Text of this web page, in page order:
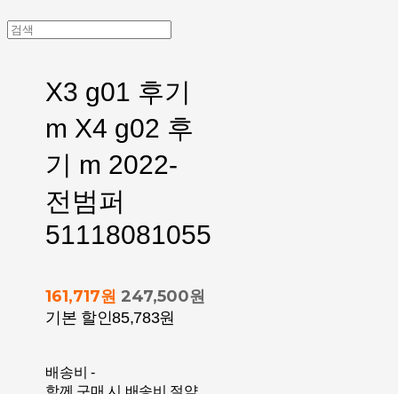
X3 g01 후기
m X4 g02 후
기 m 2022-
전범퍼
51118081055
161,717원247,500원
기본 할인85,783원
배송비 -